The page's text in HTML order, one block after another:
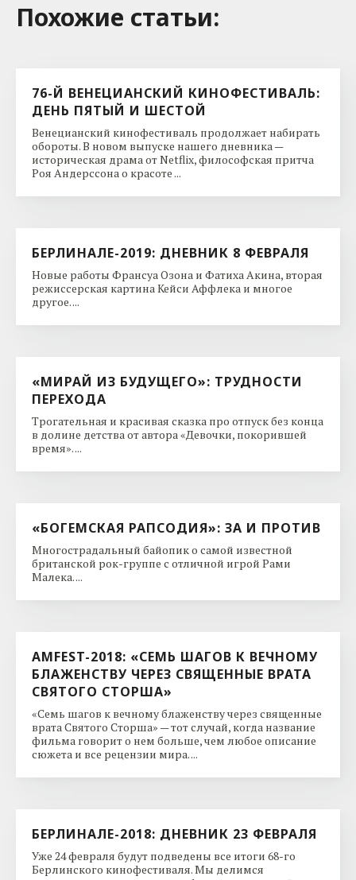
Похожие cтатьи:
76-Й ВЕНЕЦИАНСКИЙ КИНОФЕСТИВАЛЬ:
ДЕНЬ ПЯТЫЙ И ШЕСТОЙ
Венецианский кинофестиваль продолжает набирать
обороты. В новом выпуске нашего дневника —
историческая драма от Netflix, философская притча
Роя Андерссона о красоте ...
БЕРЛИНАЛЕ-2019: ДНЕВНИК 8 ФЕВРАЛЯ
Новые работы Франсуа Озона и Фатиха Акина, вторая
режиссерская картина Кейси Аффлека и многое
другое. ...
«МИРАЙ ИЗ БУДУЩЕГО»: ТРУДНОСТИ
ПЕРЕХОДА
Трогательная и красивая сказка про отпуск без конца
в долине детства от автора «Девочки, покорившей
время». ...
«БОГЕМСКАЯ РАПСОДИЯ»: ЗА И ПРОТИВ
Многострадальный байопик о самой известной
британской рок-группе с отличной игрой Рами
Малека. ...
AMFEST-2018: «СЕМЬ ШАГОВ К ВЕЧНОМУ
БЛАЖЕНСТВУ ЧЕРЕЗ СВЯЩЕННЫЕ ВРАТА
СВЯТОГО СТОРША»
«Семь шагов к вечному блаженству через священные
врата Святого Сторша» — тот случай, когда название
фильма говорит о нем больше, чем любое описание
сюжета и все рецензии мира. ...
БЕРЛИНАЛЕ-2018: ДНЕВНИК 23 ФЕВРАЛЯ
Уже 24 февраля будут подведены все итоги 68-го
Берлинского кинофестиваля. Мы делимся